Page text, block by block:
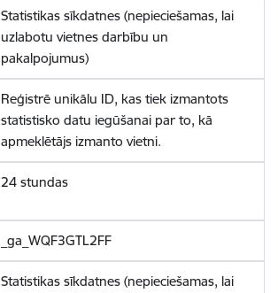
Statistikas sīkdatnes (nepieciešamas, lai
uzlabotu vietnes darbību un
pakalpojumus)
Reģistrē unikālu ID, kas tiek izmantots
statistisko datu iegūšanai par to, kā
apmeklētājs izmanto vietni.
24 stundas
_ga_WQF3GTL2FF
Statistikas sīkdatnes (nepieciešamas, lai